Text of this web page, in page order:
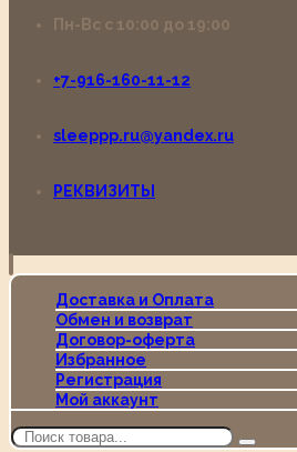
Пн-Вс с 10:00 до 19:00
+7-916-160-11-12
sleeppp.ru@yandex.ru
РЕКВИЗИТЫ
Доставка и Оплата
Обмен и возврат
Договор-оферта
Избранное
Регистрация
Мой аккаунт